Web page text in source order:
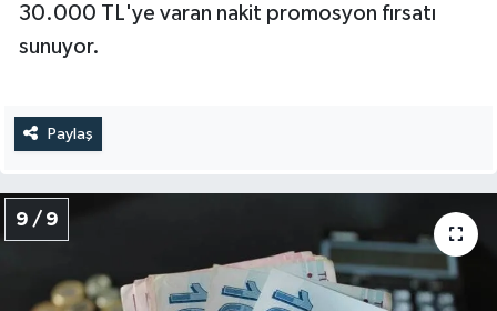
30.000 TL'ye varan nakit promosyon fırsatı
sunuyor.
Paylaş
9 / 9